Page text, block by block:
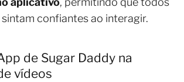
sintam confiantes ao interagir.
de Sugar Daddy na
vídeos